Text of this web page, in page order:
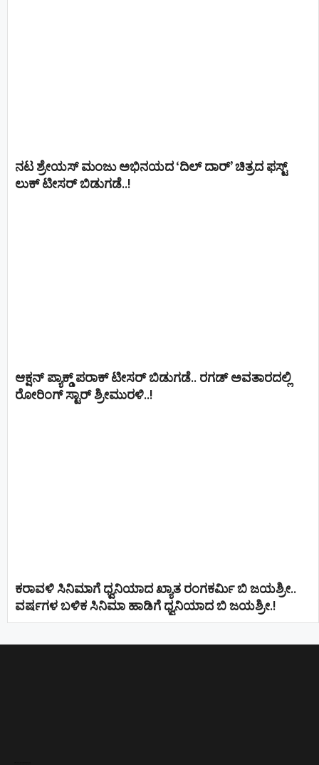
ನಟ ಶ್ರೇಯಸ್ ಮಂಜು ಅಭಿನಯದ ‘ದಿಲ್ ದಾರ್’ ಚಿತ್ರದ ಫಸ್ಟ್
ಲುಕ್ ಟೀಸರ್ ಬಿಡುಗಡೆ..!
ಆಕ್ಷನ್ ಪ್ಯಾಕ್ಡ್ ಪರಾಕ್ ಟೀಸರ್ ಬಿಡುಗಡೆ.. ರಗಡ್ ಅವತಾರದಲ್ಲಿ
ರೋರಿಂಗ್ ಸ್ಟಾರ್ ಶ್ರೀಮುರಳಿ..!
ಕರಾವಳಿ ಸಿನಿಮಾಗೆ ಧ್ವನಿಯಾದ ಖ್ಯಾತ ರಂಗಕರ್ಮಿ ಬಿ ಜಯಶ್ರೀ..
ವರ್ಷಗಳ ಬಳಿಕ ಸಿನಿಮಾ ಹಾಡಿಗೆ ಧ್ವನಿಯಾದ ಬಿ ಜಯಶ್ರೀ.!